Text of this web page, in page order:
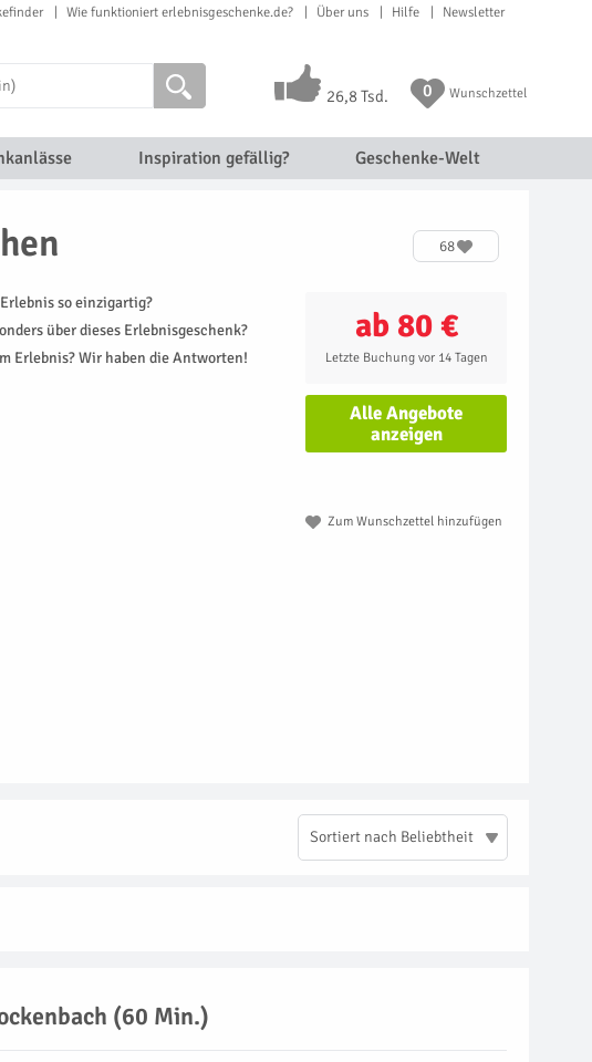
Wie funktioniert erlebnisgeschenke.de? Über uns Hilfe Newsletter
26,8 Tsd. 0 Wunschzettel
Inspiration gefällig? Geschenke-Welt
68
ab 80 €
Letzte Buchung vor 14 Tagen
Alle Angebote
anzeigen
Zum Wunschzettel hinzufügen
so einzigartig?
über dieses Erlebnisgeschenk?
Erlebnis? Wir haben die Antworten!
Sortiert nach Beliebtheit
(60 Min.)